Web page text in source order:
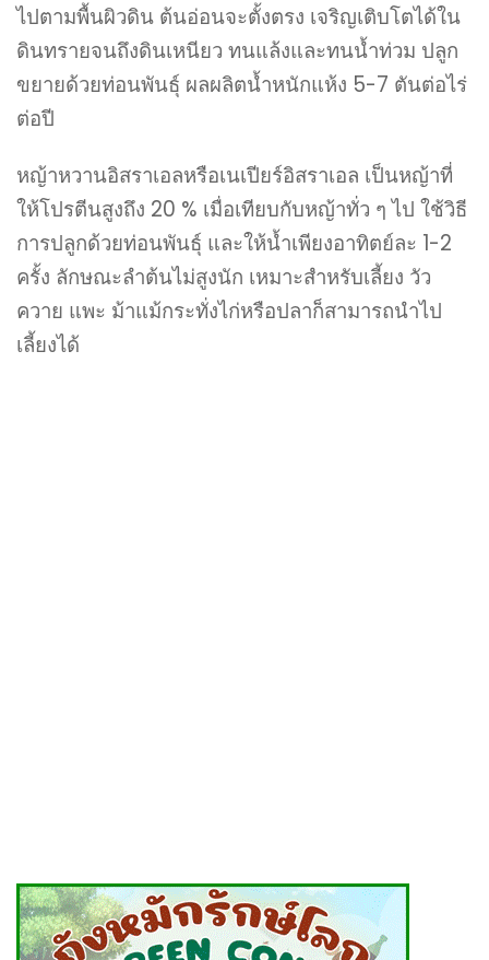
ไปตามพื้นผิวดิน ต้นอ่อนจะตั้งตรง เจริญเติบโตได้ใน
ดินทรายจนถึงดินเหนียว ทนแล้งและทนน้ำท่วม ปลูก
ขยายด้วยท่อนพันธุ์ ผลผลิตน้ำหนักแห้ง 5-7 ตันต่อไร่
ต่อปี
หญ้าหวานอิสราเอลหรือเนเปียร์อิสราเอล เป็นหญ้าที่
ให้โปรตีนสูงถึง 20 % เมื่อเทียบกับหญ้าทั่ว ๆ ไป ใช้วิธี
การปลูกด้วยท่อนพันธุ์ และให้น้ำเพียงอาทิตย์ละ 1-2
ครั้ง ลักษณะลำต้นไม่สูงนัก เหมาะสำหรับเลี้ยง วัว
ควาย แพะ ม้าแม้กระทั่งไก่หรือปลาก็สามารถนำไป
เลี้ยงได้